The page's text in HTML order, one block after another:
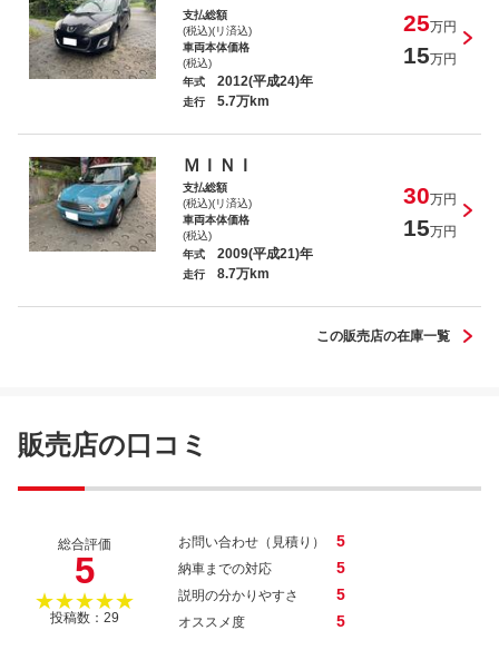
支払総額
(税込)(リ済込)
25万円
車両本体価格
(税込)
15万円
年式 2012(平成24)年
走行 5.7万km
ＭＩＮＩ
支払総額
(税込)(リ済込)
30万円
車両本体価格
(税込)
15万円
年式 2009(平成21)年
走行 8.7万km
この販売店の在庫一覧
販売店の口コミ
総合評価
5
★★★★★
投稿数：29
お問い合わせ（見積り） 5
納車までの対応 5
説明の分かりやすさ 5
オススメ度 5